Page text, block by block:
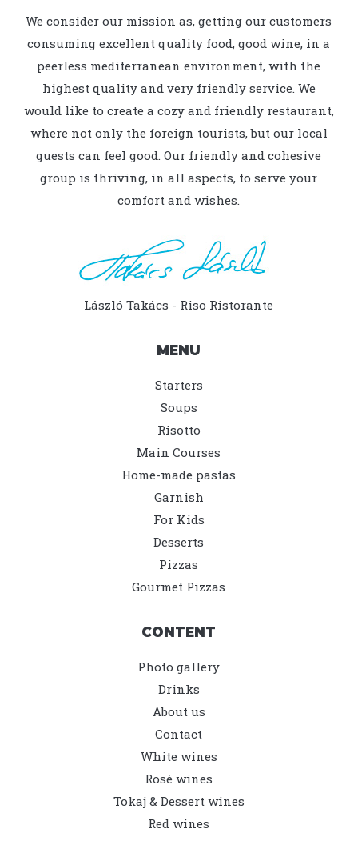
We consider our mission as, getting our customers
consuming excellent quality food, good wine, in a
peerless mediterranean environment, with the
highest quality and very friendly service. We
would like to create a cozy and friendly restaurant,
where not only the foreign tourists, but our local
guests can feel good. Our friendly and cohesive
group is thriving, in all aspects, to serve your
comfort and wishes.
László Takács - Riso Ristorante
MENU
Starters
Soups
Risotto
Main Courses
Home-made pastas
Garnish
For Kids
Desserts
Pizzas
Gourmet Pizzas
CONTENT
Photo gallery
Drinks
About us
Contact
White wines
Rosé wines
Tokaj & Dessert wines
Red wines